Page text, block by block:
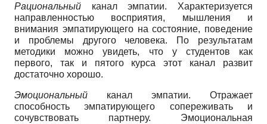
Рациональный канал эмпатии. Характеризуется
направленностью восприятия, мышления и
внимания эмпатирующего на состояние, поведение
и проблемы другого человека. По результатам
методики можно увидеть, что у студентов как
первого, так и пятого курса этот канал развит
достаточно хорошо.
Эмоциональный канал эмпатии. Отражает
способность эмпатирующего сопереживать и
сочувствовать партнеру. Эмоциональная